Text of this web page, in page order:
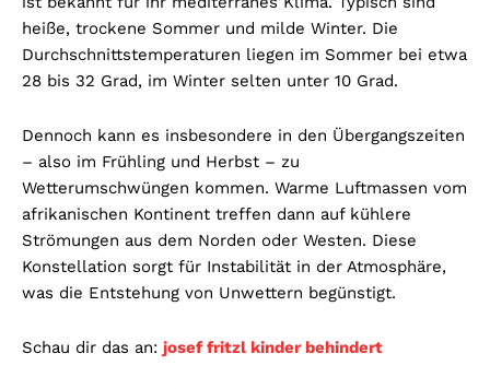
heiße, trockene Sommer und milde Winter. Die
Durchschnittstemperaturen liegen im Sommer bei etwa
28 bis 32 Grad, im Winter selten unter 10 Grad.
Dennoch kann es insbesondere in den Übergangszeiten
– also im Frühling und Herbst – zu
Wetterumschwüngen kommen. Warme Luftmassen vom
afrikanischen Kontinent treffen dann auf kühlere
Strömungen aus dem Norden oder Westen. Diese
Konstellation sorgt für Instabilität in der Atmosphäre,
was die Entstehung von Unwettern begünstigt.
Schau dir das an: josef fritzl kinder behindert